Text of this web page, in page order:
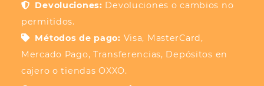
Devoluciones: Devoluciones o cambios no
permitidos.
Métodos de pago: Visa, MasterCard,
Mercado Pago, Transferencias, Depósitos en
cajero o tiendas OXXO.